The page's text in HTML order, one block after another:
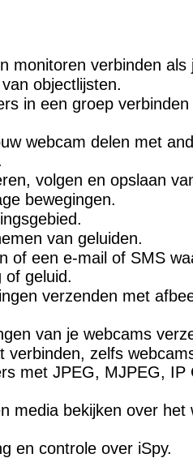
monitoren verbinden als
objectlijsten.
in een groep
webcam delen met
volgen en opslaan
bewegingen.
van geluiden.
of een e-mail of SMS
of geluid.
verzenden met
van je webcams
verbinden, zelfs
met JPEG, MJPEG, IP
media bekijken over het
en controle over iSpy.